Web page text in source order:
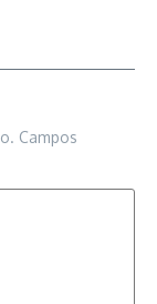
Campos